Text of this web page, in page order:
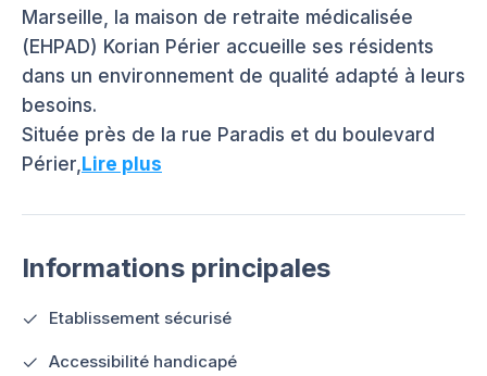
Marseille, la maison de retraite médicalisée
(EHPAD) Korian Périer accueille ses résidents
dans un environnement de qualité adapté à leurs
besoins.
Située près de la rue Paradis et du boulevard
Périer, Lire plus
Informations principales
Etablissement sécurisé
Accessibilité handicapé